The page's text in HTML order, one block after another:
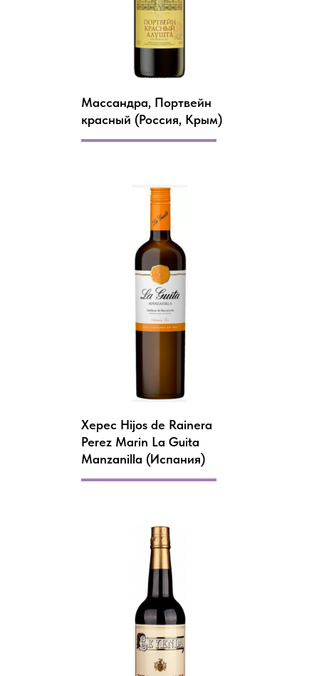
Массандра, Портвейн
красный (Россия, Крым)
Херес Hijos de Rainera
Perez Marin La Guita
Manzanilla (Испания)